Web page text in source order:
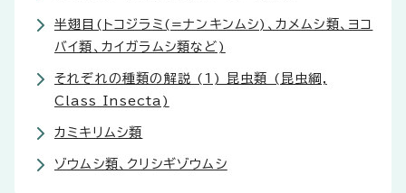
半翅目(トコジラミ(=ナンキンムシ)、カメムシ類、ヨコ
バイ類、カイガラムシ類など)
それぞれの種類の解説 (1) 昆虫類 (昆虫綱,
Class Insecta)
カミキリムシ類
ゾウムシ類、クリシギゾウムシ